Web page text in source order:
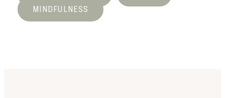
MINDFULNESS